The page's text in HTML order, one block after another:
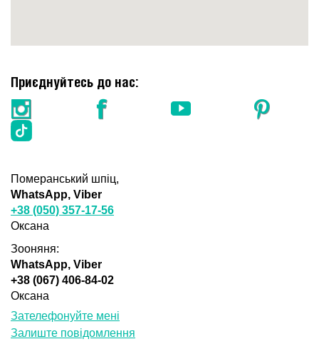
Приєднуйтесь до нас:
Померанський шпіц,
WhatsApp, Viber
+38 (050) 357-17-56
Оксана
Зооняня:
WhatsApp, Viber
+38 (067) 406-84-02
Оксана
Зателефонуйте мені
Залиште повідомлення